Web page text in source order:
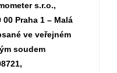
s.r.o.,
Praha 1 – Malá
ve veřejném
soudem
,